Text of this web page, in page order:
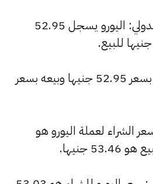
البنك العربي الأفريقي الدولي: اليورو يسجل 52.95
بنك البركة: شراء اليورو بسعر 52.95 جنيها وبيعه بسعر
الشراء لعملة اليورو هو